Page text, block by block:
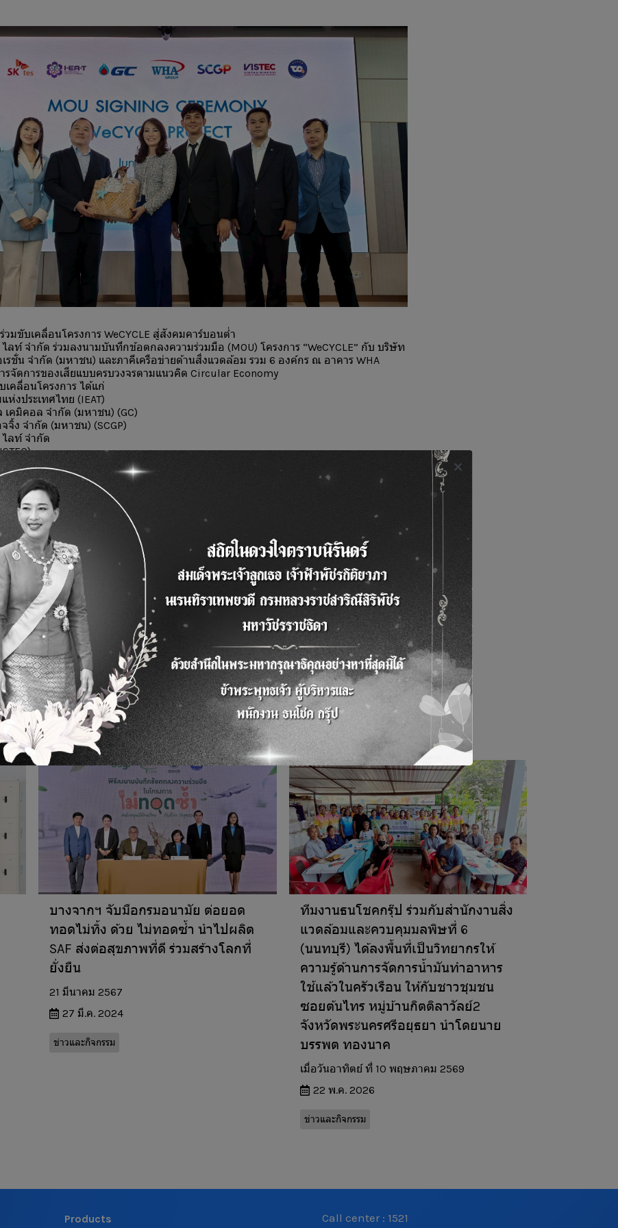
มขับเคลื่อนโครงการ WeCYCLE สู่สังคมคาร์บอนต่ำ
ท์ จำกัด ร่วมลงนามบันทึกข้อตกลงความร่วมมือ (MOU) โครงการ “WeCYCLE” กับ บริษัท
รชั่น จำกัด (มหาชน) และภาคีเครือข่ายด้านสิ่งแวดล้อม รวม 6 องค์กร ณ อาคาร WHA
รจัดการของเสียแบบครบวงจรตามแนวคิด Circular Economy
คลื่อนโครงการ ได้แก่
งประเทศไทย (IEAT)
คมิคอล จำกัด (มหาชน) (GC)
จิ้ง จำกัด (มหาชน) (SCGP)
ลท์ จำกัด
เมนทอล โซลูชั่นส์ จำกัด (SK tes)
มุ่งส่งเสริมการใช้ทรัพยากรอย่างคุ้มค่าและหมุนเวียนกลับมาใช้ประโยชน์ใหม่ โดยรองรับการ
ยหลากหลายประเภท อาทิ พลาสติกใช้แล้ว กระดาษ น้ำมันทอดใช้แล้ว ขยะอินทรีย์/เศษ
รอนิกส์
งการสามารถจัดการขยะได้กว่า 235 ตัน และช่วยลดการปล่อยก๊าซเรือนกระจกได้ถึง 527
บการในนิคมอุตสาหกรรม อาคารคลังสินค้า และชุมชน เข้าร่วมแล้วกว่า 140 ราย
งมุ่งมั่นในการบริหารจัดการน้ำมันพืชใช้แล้วอย่างมีประสิทธิภาพ เพื่อสนับสนุนเศรษฐกิจ
บต่อสิ่งแวดล้อม และร่วมสร้างอนาคตที่ยั่งยืนไปด้วยกัน
บางจากฯ จับมือกรมอนามัย ต่อยอด
ทอดไม่ทิ้ง ด้วย ไม่ทอดซ้ำ นำไปผลิต
SAF ส่งต่อสุขภาพที่ดี ร่วมสร้างโลกที่
ยั่งยืน
21 มีนาคม 2567
27 มี.ค. 2024
ข่าวและกิจกรรม
ทีมงานธนโชคกรุ๊ป ร่วมกับสำนักงานสิ่ง
แวดล้อมและควบคุมมลพิษที่ 6
(นนทบุรี) ได้ลงพื้นที่เป็นวิทยากรให้
ความรู้ด้านการจัดการน้ำมันทำอาหาร
ใช้แล้วในครัวเรือน ให้กับชาวชุมชน
ซอยต้นไทร หมู่บ้านกิตติลาวัลย์2
จังหวัดพระนครศรีอยุธยา นำโดยนาย
บรรพต ทองนาค
เมื่อวันอาทิตย์ ที่ 10 พฤษภาคม 2569
22 พ.ค. 2026
ข่าวและกิจกรรม
Products
Call center : 1521